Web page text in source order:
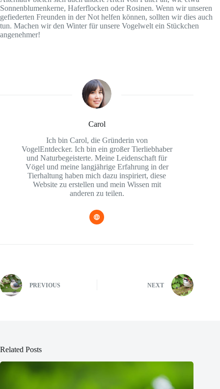
Sonnenblumenkerne, Haferflocken oder Rosinen. Wenn wir unseren
gefiederten Freunden in der Not helfen können, sollten wir dies auch
tun. Machen wir den Winter für unsere Vogelwelt ein Stückchen
angenehmer!
Carol
Ich bin Carol, die Gründerin von
VogelEntdecker. Ich bin ein großer Tierliebhaber
und Naturbegeisterte. Meine Leidenschaft für
Vögel und meine langjährige Erfahrung in der
Tierhaltung haben mich dazu inspiriert, diese
Website zu erstellen und mein Wissen mit
anderen zu teilen.
PREVIOUS NEXT
Related Posts